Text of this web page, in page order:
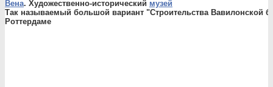
Вена. Художественно-исторический музей
Так называемый большой вариант "Строительства Вавилонской
Роттердаме